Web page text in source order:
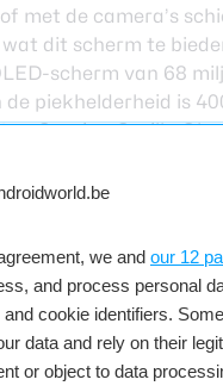
we and our 12
and process personal
cookie identifiers.
data and rely on their
or object to data
met de camera’s
dit scherm te
scherm van 68
de piekhelderheid is
er Corning Gorilla
stootje (de IP-rating
scrollt lekker met
zeker in
grote plus voor
Dimensity
toont alsof hij alles
niet altijd helemaal
niet, dan merk